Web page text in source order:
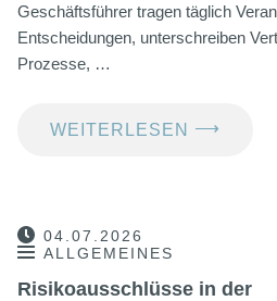
Geschäftsführer tragen täglich
Entscheidungen, unterschreiben
Prozesse, …
WEITERLESEN ⟶
04.07.2026
ALLGEMEINES
Risikoausschlüsse in der